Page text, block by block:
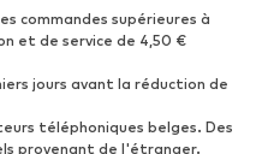
Tendance
Bottines
Bottes
Chaussures basses
commandes supérieures à
et de service de 4,50 €
jours avant la réduction de
téléphoniques belges. Des
provenant de l'étranger.